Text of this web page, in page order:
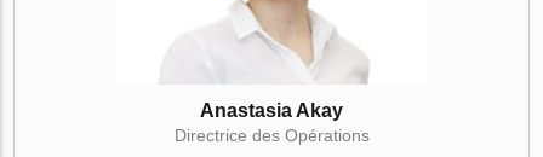
Anastasia Akay
Directrice des Opérations